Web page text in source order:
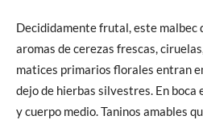
Decididamente frutal, este malbec
aromas de cerezas frescas,
matices primarios florales entran
dejo de hierbas silvestres. En boca
y cuerpo medio. Taninos amables